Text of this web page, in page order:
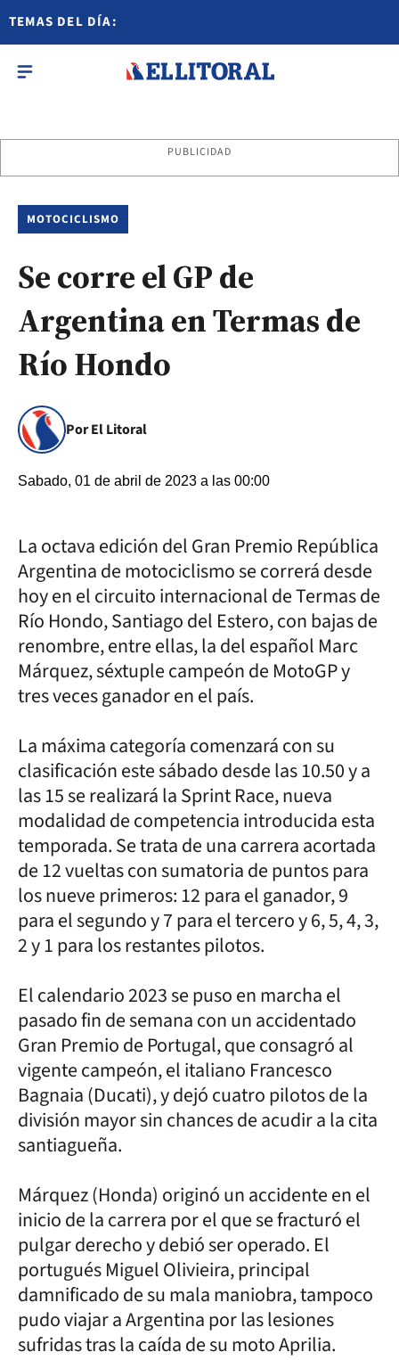
TEMAS DEL DÍA:
PUBLICIDAD
MOTOCICLISMO
Se corre el GP de
Argentina en Termas de
Río Hondo
Por El Litoral
Sabado, 01 de abril de 2023 a las 00:00
La octava edición del Gran Premio República
Argentina de motociclismo se correrá desde
hoy en el circuito internacional de Termas de
Río Hondo, Santiago del Estero, con bajas de
renombre, entre ellas, la del español Marc
Márquez, séxtuple campeón de MotoGP y
tres veces ganador en el país.
La máxima categoría comenzará con su
clasificación este sábado desde las 10.50 y a
las 15 se realizará la Sprint Race, nueva
modalidad de competencia introducida esta
temporada. Se trata de una carrera acortada
de 12 vueltas con sumatoria de puntos para
los nueve primeros: 12 para el ganador, 9
para el segundo y 7 para el tercero y 6, 5, 4, 3,
2 y 1 para los restantes pilotos.
El calendario 2023 se puso en marcha el
pasado fin de semana con un accidentado
Gran Premio de Portugal, que consagró al
vigente campeón, el italiano Francesco
Bagnaia (Ducati), y dejó cuatro pilotos de la
división mayor sin chances de acudir a la cita
santiagueña.
Márquez (Honda) originó un accidente en el
inicio de la carrera por el que se fracturó el
pulgar derecho y debió ser operado. El
portugués Miguel Olivieira, principal
damnificado de su mala maniobra, tampoco
pudo viajar a Argentina por las lesiones
sufridas tras la caída de su moto Aprilia.